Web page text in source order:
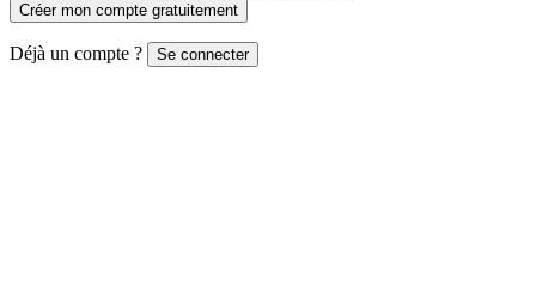
Créer mon compte gratuitement
Déjà un compte ? Se connecter